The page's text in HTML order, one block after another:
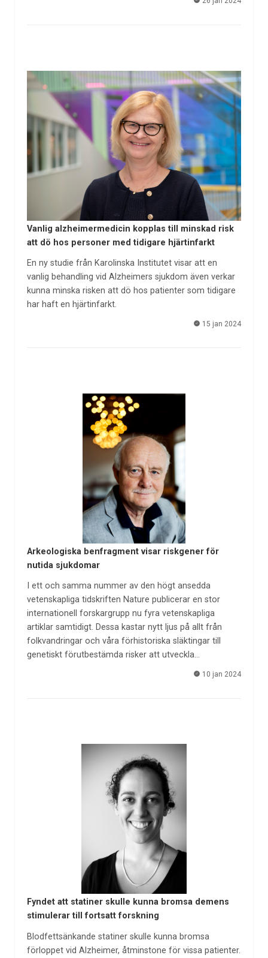
Vanlig alzheimermedicin kopplas till minskad risk
att dö hos personer med tidigare hjärtinfarkt
En ny studie från Karolinska Institutet visar att en
vanlig behandling vid Alzheimers sjukdom även verkar
kunna minska risken att dö hos patienter som tidigare
har haft en hjärtinfarkt.
15 jan 2024
Arkeologiska benfragment visar riskgener för
nutida sjukdomar
I ett och samma nummer av den högt ansedda
vetenskapliga tidskriften Nature publicerar en stor
internationell forskargrupp nu fyra vetenskapliga
artiklar samtidigt. Dessa kastar nytt ljus på allt från
folkvandringar och våra förhistoriska släktingar till
genetiskt förutbestämda risker att utveckla…
10 jan 2024
Fyndet att statiner skulle kunna bromsa demens
stimulerar till fortsatt forskning
Blodfettsänkande statiner skulle kunna bromsa
förloppet vid Alzheimer, åtminstone för vissa patienter.